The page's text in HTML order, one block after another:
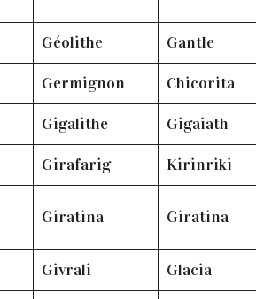
Géolithe Gantle
Germignon Chicorita
Gigalithe Gigaiath
Girafarig Kirinriki
Giratina Giratina
Givrali Glacia